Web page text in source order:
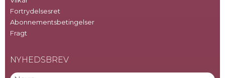
Fortrydelsesret
Abonnementsbetingelser
Fragt
NYHEDSBREV